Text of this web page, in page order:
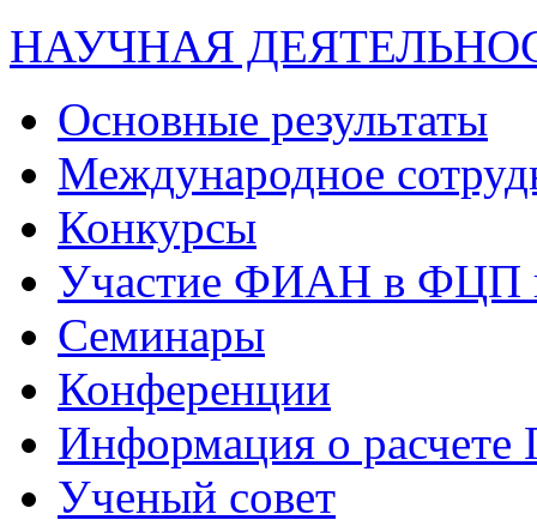
НАУЧНАЯ
Основные результаты
Международное
Конкурсы
Участие ФИАН в ФЦП
Семинары
Конференции
Информация о
Ученый совет